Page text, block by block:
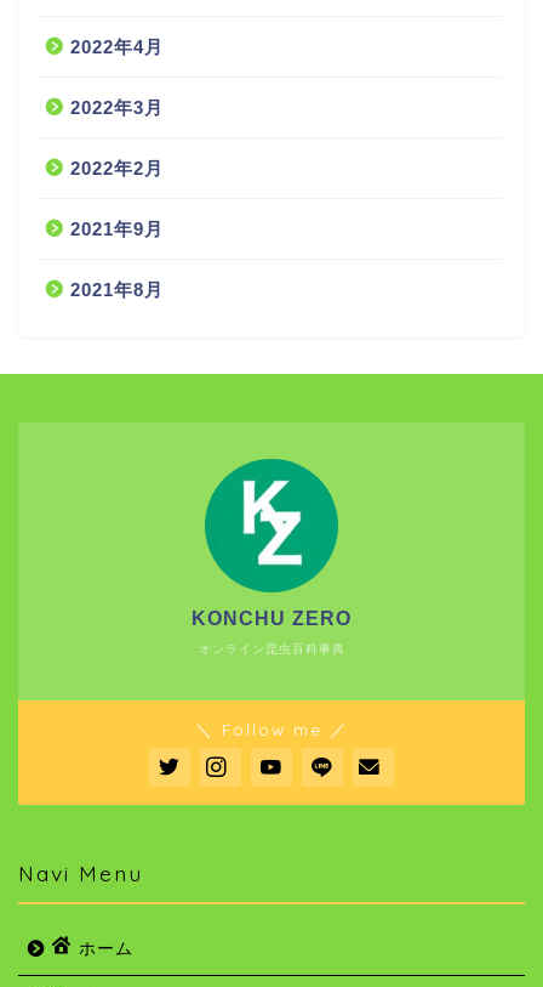
2022年4月
2022年3月
2022年2月
2021年9月
2021年8月
オンライン昆虫百科事典
KONCHU ZERO
＼ Follow me ／
Navi Menu
ホーム